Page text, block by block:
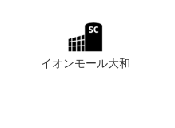
イオンモール大和